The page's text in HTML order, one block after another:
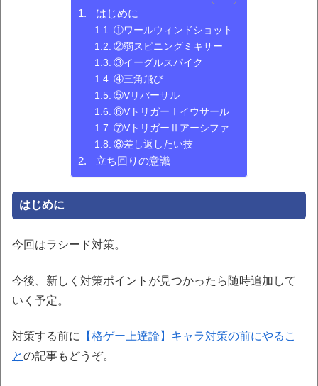
はじめに
①ワールウィンドショット
②弱スピニングミキサー
③イーグルスパイク
④三角飛び
⑤Vリバーサル
⑥VトリガーⅠイウサール
⑦VトリガーⅡアーシファ
⑧差し返したい技
立ち回りの意識
はじめに
今回はラシード対策。
今後、新しく対策ポイントが見つかったら随時追加して
いく予定。
対策する前に
【格ゲー上達論】キャラ対策の前にやるこ
との記事もどうぞ。